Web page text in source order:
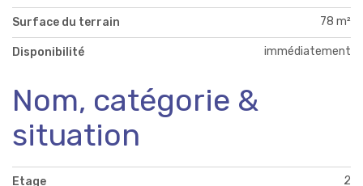
Surface du terrain 78 m²
Disponibilité immédiatement
Nom, catégorie &
situation
Etage 2